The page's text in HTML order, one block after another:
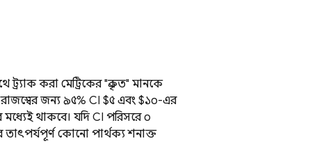
ট্র্যাক করা মেট্রিকের "প্রকৃত" মানকে
জন্য ৯৫% CI $৫ এবং $১০-এর
থাকবে। যদি CI পরিসরে ০
তাৎপর্যপূর্ণ কোনো পার্থক্য শনাক্ত